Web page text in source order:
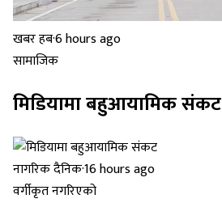
खबर हब·6 hours ago
सामाजिक
मिडियामा बहुआयामिक संकट
नागरिक दैनिक·16 hours ago
वर्गीकृत नगरिएको